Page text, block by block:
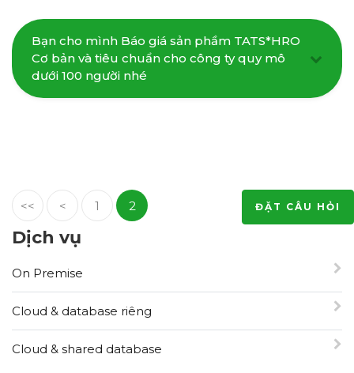
Bạn cho mình Báo giá sản phầm TATS*HRO
Cơ bản và tiêu chuẩn cho công ty quy mô
dưới 100 người nhé
<< < 1 2 ĐẶT CÂU HỎI
Dịch vụ
On Premise
Cloud & database riêng
Cloud & shared database